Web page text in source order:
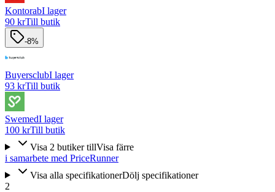
KontorabI lager
90 krTill butik
-8%
BuyersclubI lager
93 krTill butik
SwemedI lager
100 krTill butik
Visa 2 butiker tillVisa färre
i samarbete med PriceRunner
Visa alla specifikationerDölj specifikationer
2